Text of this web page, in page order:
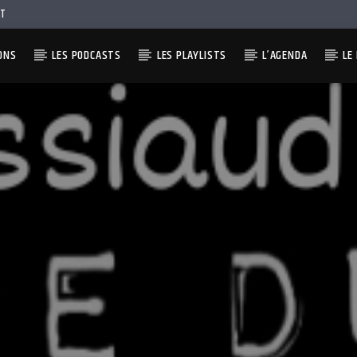
LES PODCASTS LES PLAYLISTS L’AGENDA LE